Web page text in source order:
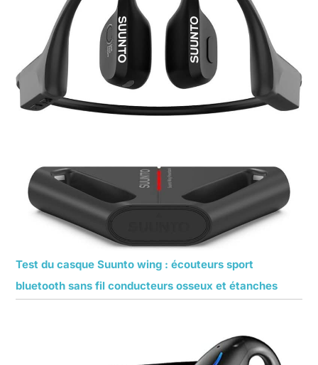
Test du casque Suunto wing : écouteurs sport
bluetooth sans fil conducteurs osseux et étanches